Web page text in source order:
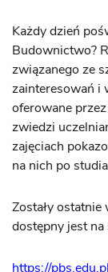
Każdy dzień
Budownictwo?
związanego ze
zainteresowań i
oferowane
zwiedzi
zajęciach
na nich po
Zostały
dostępny jest
https://